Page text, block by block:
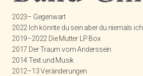
2023– Gegenwart
2022 Ich könnte du sein aber du niemals ich
2019–2022 Die Mutter LP Box
2017 Der Traum vom Anderssein
2014 Text und Musik
2012–13 Veränderungen